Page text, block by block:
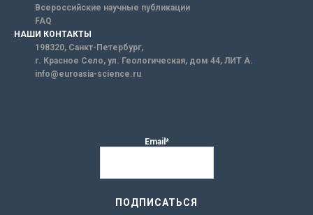
Всероссийские научные публикации
FAQ
НАШИ КОНТАКТЫ
198320, Санкт-Петербург,
г. Красное Село, ул. Геологическая, дом 44, ЛИТ А.
info@euroasia-science.ru
Email*